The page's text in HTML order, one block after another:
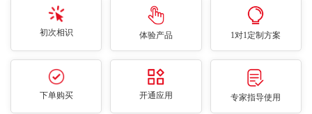
初次相识 体验产品 1对1定制方案
下单购买 开通应用 专家指导使用